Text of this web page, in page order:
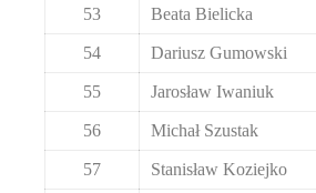
53 Beata Bielicka
54 Dariusz Gumowski
55 Jarosław Iwaniuk
56 Michał Szustak
57 Stanisław Koziejko